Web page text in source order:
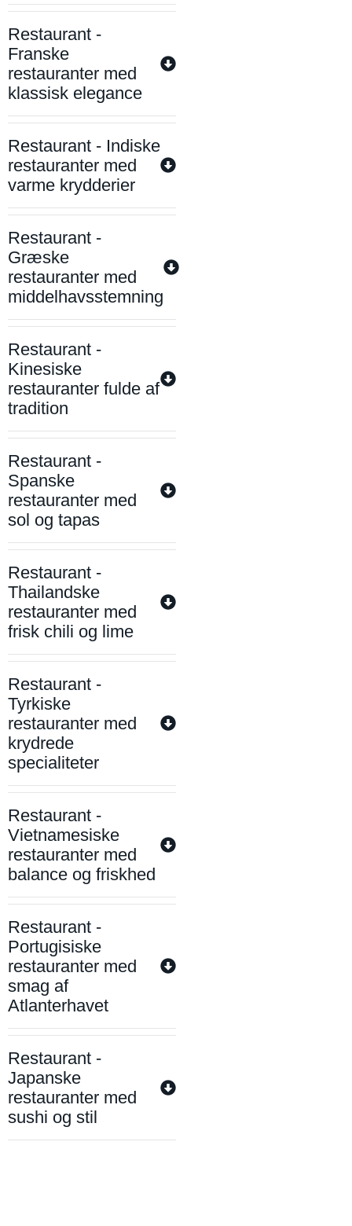
Restaurant -
Franske
restauranter med
klassisk elegance
Restaurant - Indiske
restauranter med
varme krydderier
Restaurant -
Græske
restauranter med
middelhavsstemning
Restaurant -
Kinesiske
restauranter fulde af
tradition
Restaurant -
Spanske
restauranter med
sol og tapas
Restaurant -
Thailandske
restauranter med
frisk chili og lime
Restaurant -
Tyrkiske
restauranter med
krydrede
specialiteter
Restaurant -
Vietnamesiske
restauranter med
balance og friskhed
Restaurant -
Portugisiske
restauranter med
smag af
Atlanterhavet
Restaurant -
Japanske
restauranter med
sushi og stil